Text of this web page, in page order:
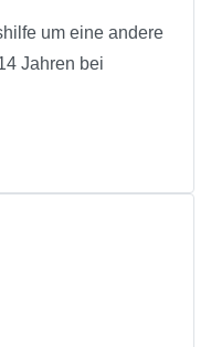
um eine andere
Jahren bei